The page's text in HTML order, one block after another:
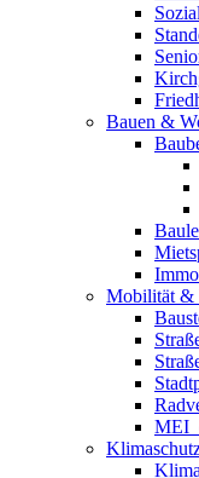
Bauen &
Mobilität &